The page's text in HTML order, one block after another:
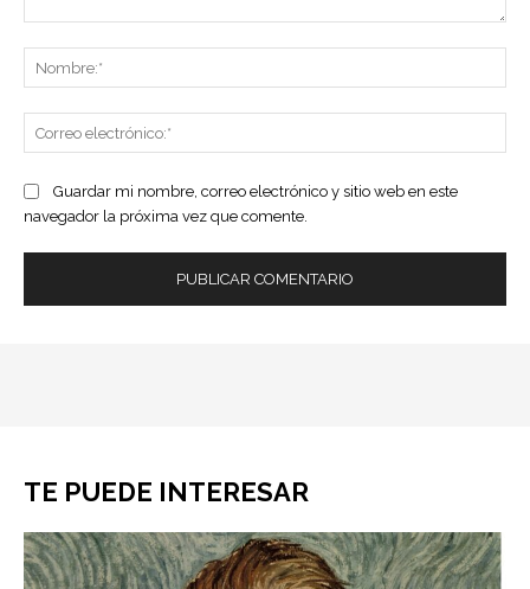
Guardar mi nombre, correo electrónico y sitio web en este
navegador la próxima vez que comente.
TE PUEDE INTERESAR